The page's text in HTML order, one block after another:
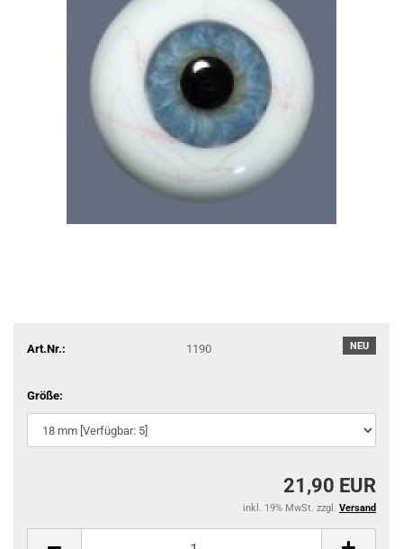
NEU
Art.Nr.: 1190
Größe:
21,90 EUR
inkl. 19% MwSt. zzgl. Versand